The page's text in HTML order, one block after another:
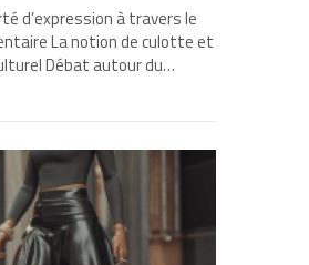
d’expression à travers le
La notion de culotte et
Débat autour du…